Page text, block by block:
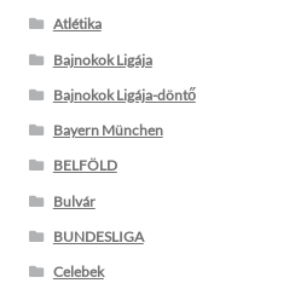
Atlétika
Bajnokok Ligája
Bajnokok Ligája-döntő
Bayern München
BELFÖLD
Bulvár
BUNDESLIGA
Celebek